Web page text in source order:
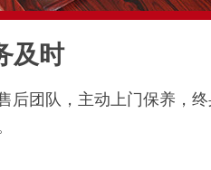
及时
后团队，主动上门保养，